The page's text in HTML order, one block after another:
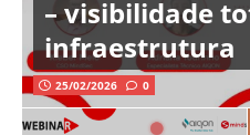
– visibilidade
infraestrutura
25/02/2026 0